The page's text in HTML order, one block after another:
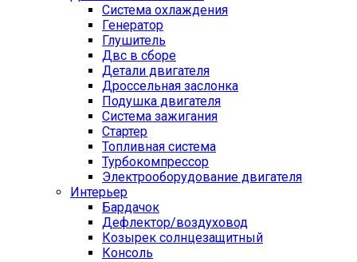
Cистема охлаждения
Генератор
Глушитель
Двс в сборе
Детали двигателя
Дроссельная заслонка
Подушка двигателя
Система зажигания
Стартер
Топливная система
Турбокомпрессор
Электрооборудование двигателя
Интерьер
Бардачок
Дефлектор/воздуховод
Козырек солнцезащитный
Консоль